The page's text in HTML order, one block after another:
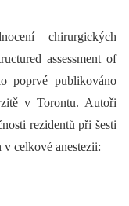
chirurgických
assessment of
poprvé publikováno
v Torontu. Autoři
rezidentů při šesti
celkové anestezii: